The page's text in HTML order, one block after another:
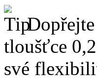
Dopřejte
tloušťce
své